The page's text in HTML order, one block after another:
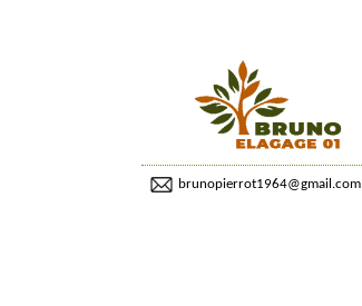
brunopierrot1964@gmail.com